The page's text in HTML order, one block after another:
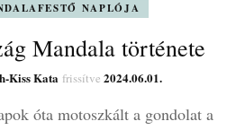
NAPLÓJA
Mandala története
Kiss Kata frissítve 2024.06.01.
óta motoszkált a gondolat a